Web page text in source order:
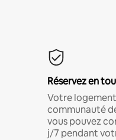
Réservez en
Votre
communauté
vous pouvez
j/7 pendant